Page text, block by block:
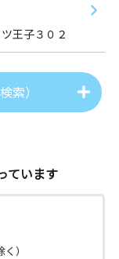
王子３０２
索）
ています
）